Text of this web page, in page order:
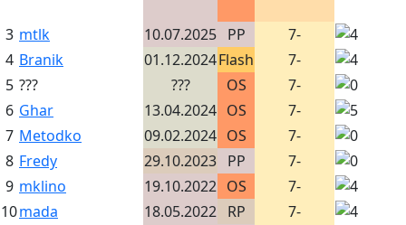
3 mtlk 10.07.2025 PP
7-
4 Branik 01.12.2024Flash
7-
5 ??? ??? OS
7-
6 Ghar 13.04.2024 OS
7-
7 Metodko 09.02.2024 OS
7-
8 Fredy 29.10.2023 PP
7-
9 mklino 19.10.2022 OS
7-
10mada 18.05.2022 RP
7-